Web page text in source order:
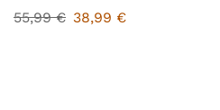
55,99€ 38,99 €